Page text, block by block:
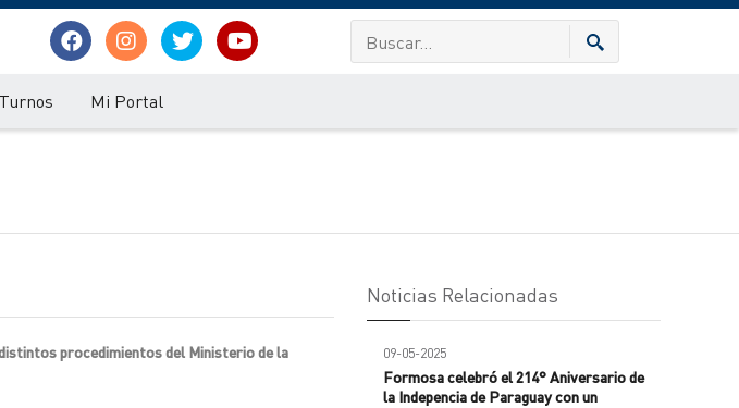
Turnos Mi Portal
procedimientos del Ministerio de la
Noticias Relacionadas
09-05-2025
Formosa celebró el 214° Aniversario de
la Indepencia de Paraguay con un